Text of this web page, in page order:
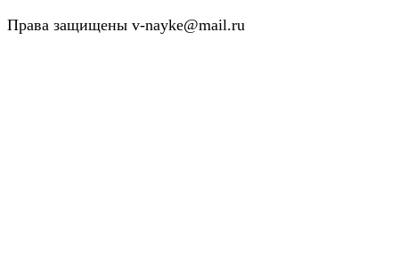
Права защищены v-nayke@mail.ru